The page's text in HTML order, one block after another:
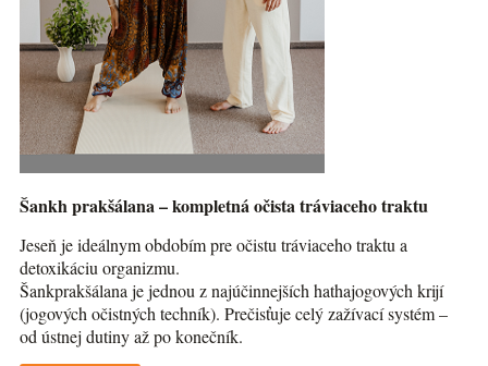
Šankh prakšálana – kompletná očista tráviaceho traktu
Jeseň je ideálnym obdobím pre očistu tráviaceho traktu a
detoxikáciu organizmu.
Šankprakšálana je jednou z najúčinnejších hathajogových krijí
(jogových očistných techník). Prečisťuje celý zažívací systém –
od ústnej dutiny až po konečník.